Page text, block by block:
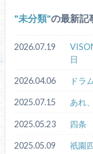
未分類 の最新記
2026.07.19
日
2026.04.06 ドラ
2025.07.15 あれ
2025.05.23 四条
2025.05.09 祇園